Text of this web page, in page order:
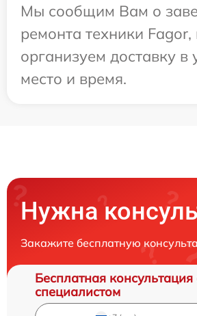
Мы сообщим Вам о
ремонта техники
организуем доставку в
место и время.
Нужна
Закажите бесплатную
Бесплатная консультация
специалистом